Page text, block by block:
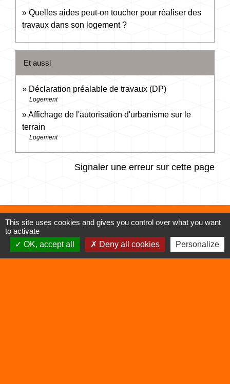
Quelles aides peut-on toucher pour réaliser des
travaux dans son logement ?
Et aussi
Déclaration préalable de travaux (DP)
Logement
Affichage de l'autorisation d'urbanisme sur le
terrain
Logement
Signaler une erreur sur cette page
Contacts
Commune de Vertrieu
This site uses cookies and gives you control over what you want
to activate
OK, accept all
Deny all cookies Personalize